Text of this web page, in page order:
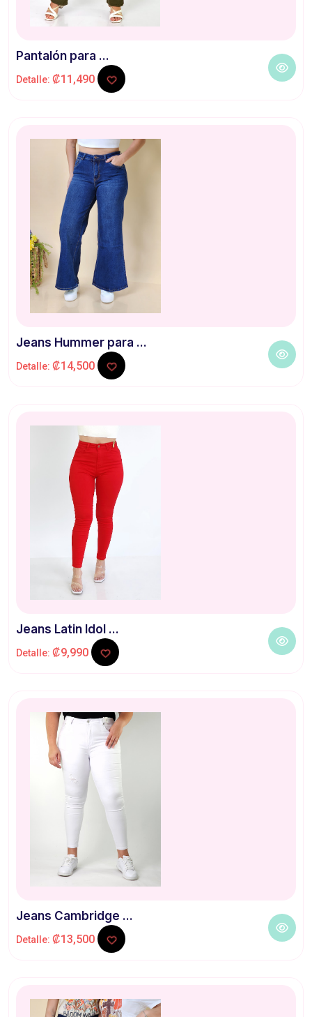
Pantalón para ...
Detalle: ₡11,490
Jeans Hummer para ...
Detalle: ₡14,500
Jeans Latin Idol ...
Detalle: ₡9,990
Jeans Cambridge ...
Detalle: ₡13,500